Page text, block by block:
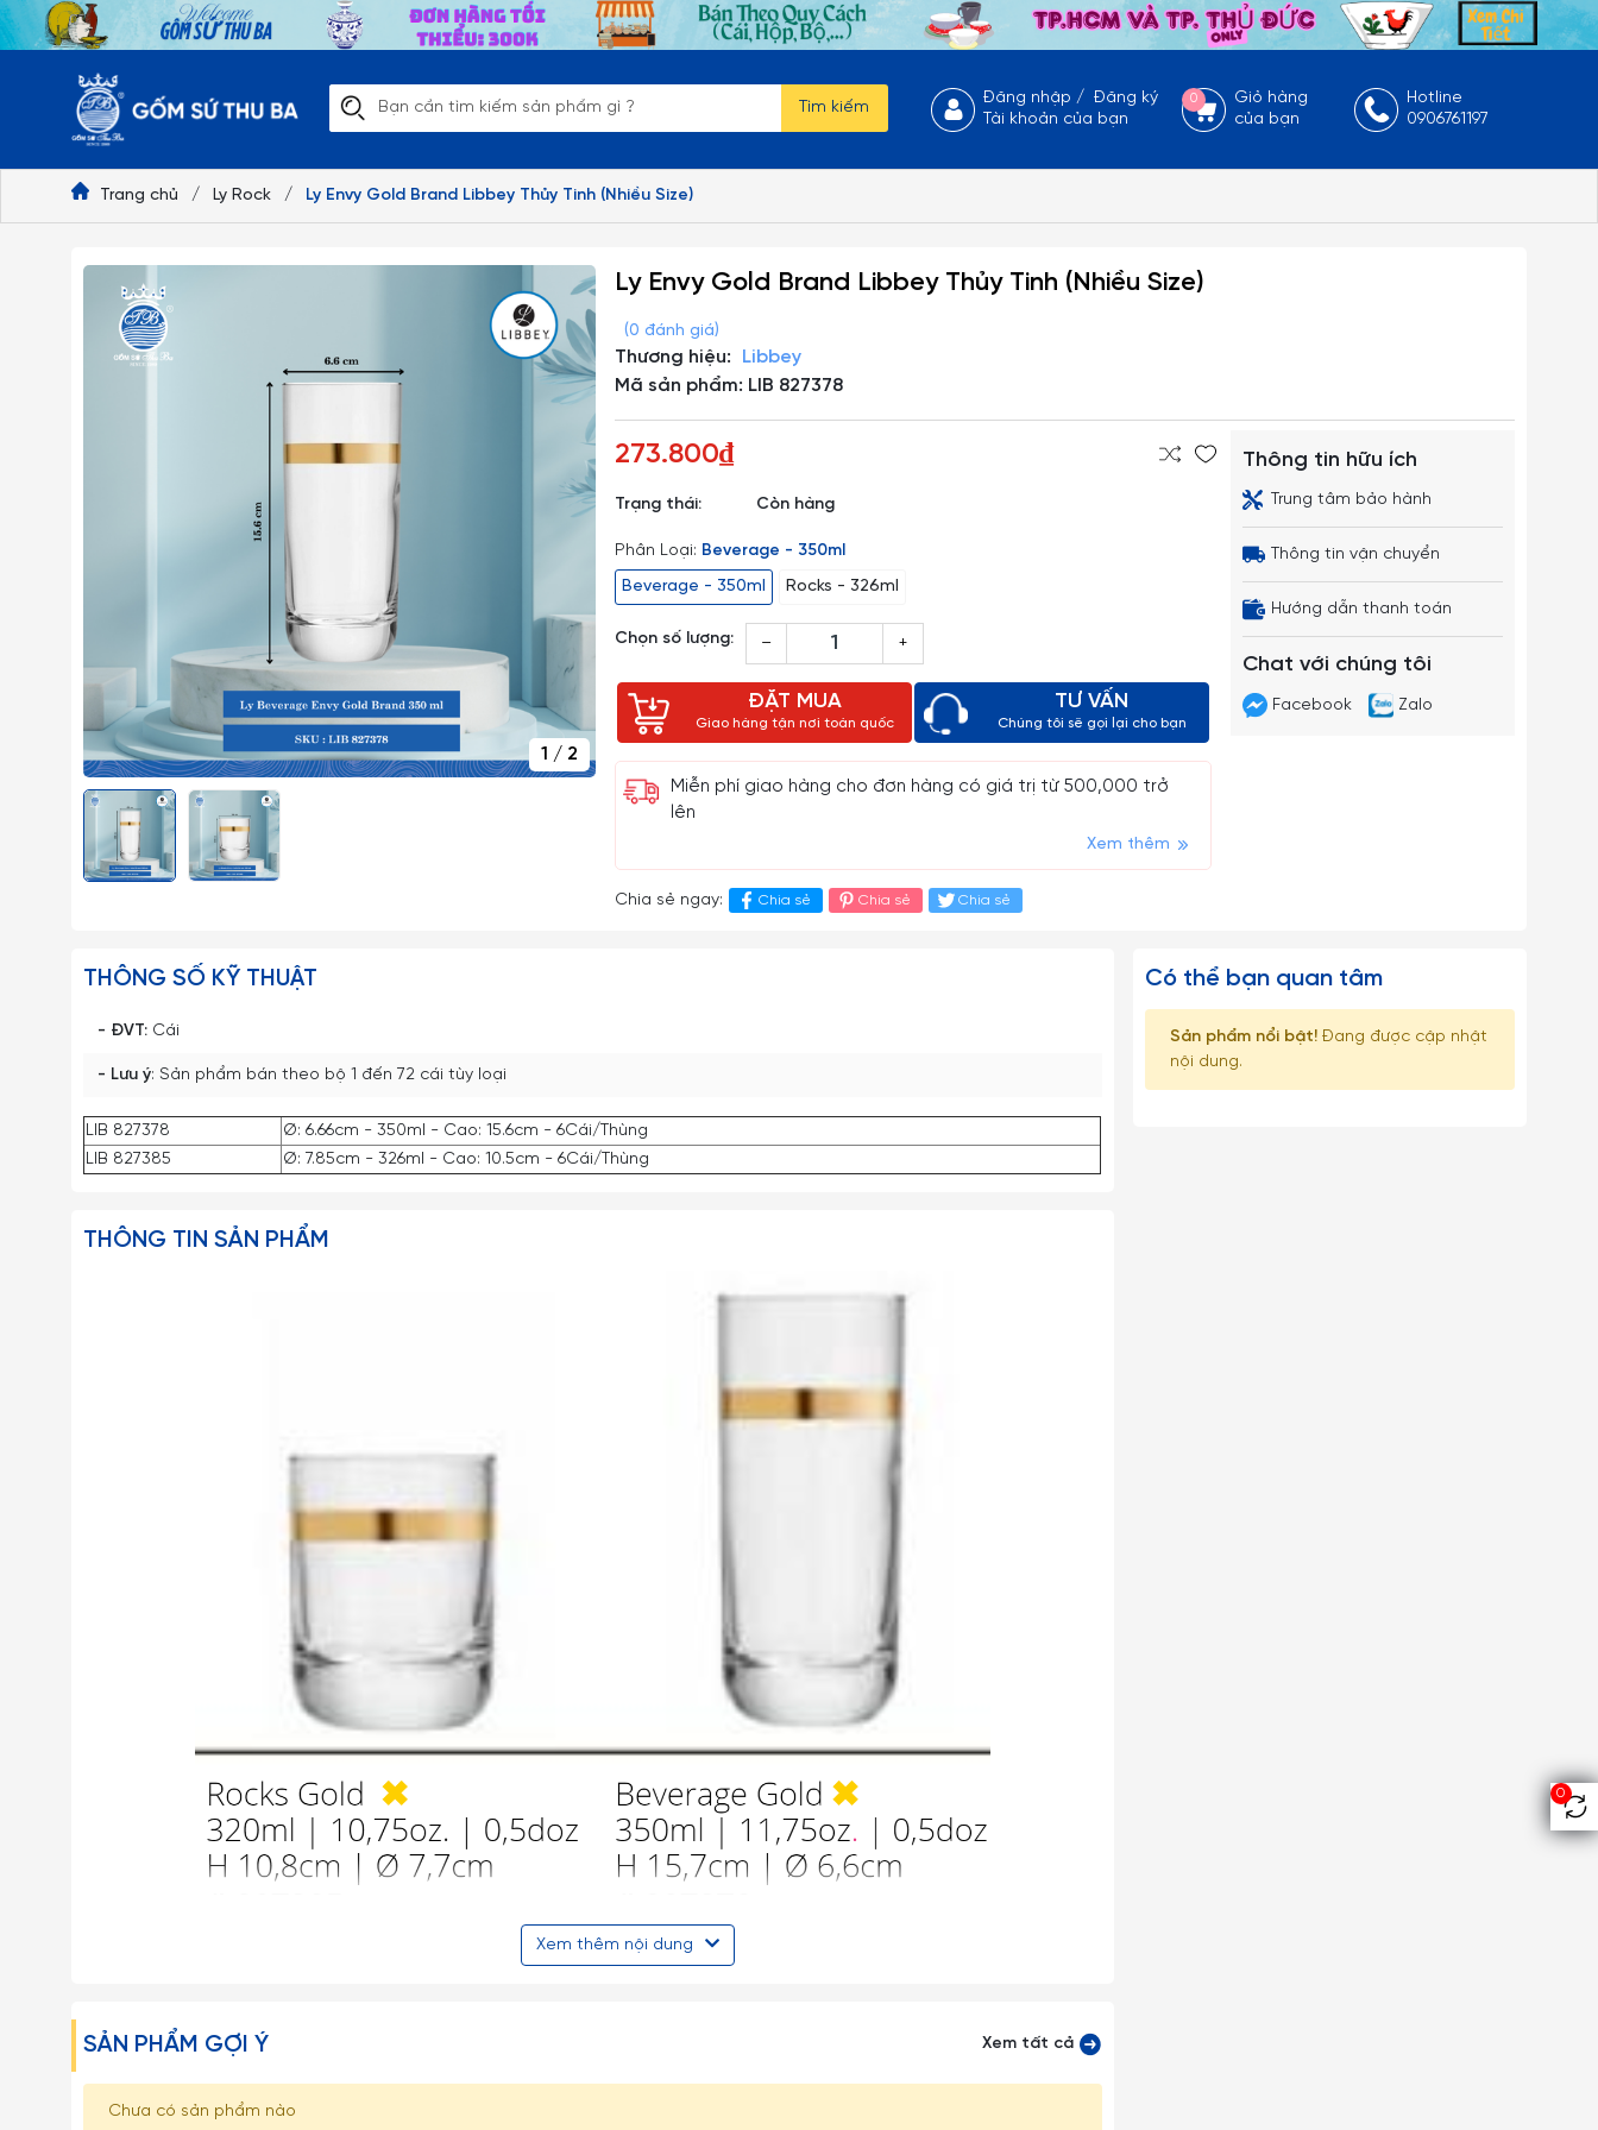
Tìm kiếm
Đăng nhập /Đăng ký
Tài khoản của bạn
0
Giỏ hàng
của bạn
Hotline
0906761197
0
Trang chủ / Ly Rock / Ly Envy Gold Brand Libbey Thủy Tinh (Nhiều Size)
1 / 2
Ly Envy Gold Brand Libbey Thủy Tinh (Nhiều Size)
(0 đánh giá)
Thương hiệu:
Libbey
Mã sản phẩm: LIB 827378
273.800₫
Trạng thái: Còn hàng
Phân Loại: Beverage - 350ml
Beverage - 350ml
Rocks - 326ml
Chọn số lượng: – +
ĐẶT MUA
Giao hàng tận nơi toàn quốc
TƯ VẤN
Chúng tôi sẽ gọi lại cho bạn
Miễn phí giao hàng cho đơn hàng có giá trị từ 500,000 trở
lên
Xem thêm
Chia sẻ ngay: Chia sẻ Chia sẻ Chia sẻ
Thông tin hữu ích
Trung tâm bảo hành
Thông tin vận chuyển
Hướng dẫn thanh toán
Chat với chúng tôi
Facebook Zalo
THÔNG SỐ KỸ THUẬT
- ĐVT: Cái
- Lưu ý: Sản phẩm bán theo bộ 1 đến 72 cái tùy loại
LIB 827378
Ø: 6.66cm - 350ml - Cao: 15.6cm - 6Cái/Thùng
LIB 827385
Ø: 7.85cm - 326ml - Cao: 10.5cm - 6Cái/Thùng
THÔNG TIN SẢN PHẨM
- Libbey là thương hiệu thuỷ tinh nổi tiếng của Mỹ, được coi là một trong những hãng sản xuất thủy tinh lớn nhất toàn cầu,
- Hiện nay Libbey có tổng cộng 6 nhà máy ở Mỹ, Mexico, Hà Lan, Bồ Đào Nha và Trung Quốc (2 nhà máy).
- Nhờ có hai đội ngũ thiết kế ở châu Âu và Mỹ, các mãu mã của Libbey thể hiện rõ đặc trưng của hai khu vực: hoặc đơn giản và
Xem thêm nội dung
SẢN PHẨM GỢI Ý Xem tất cả
Chưa có sản phẩm nào
Có thể bạn quan tâm
Sản phẩm nổi bật!Đang được cập nhật
nội dung.